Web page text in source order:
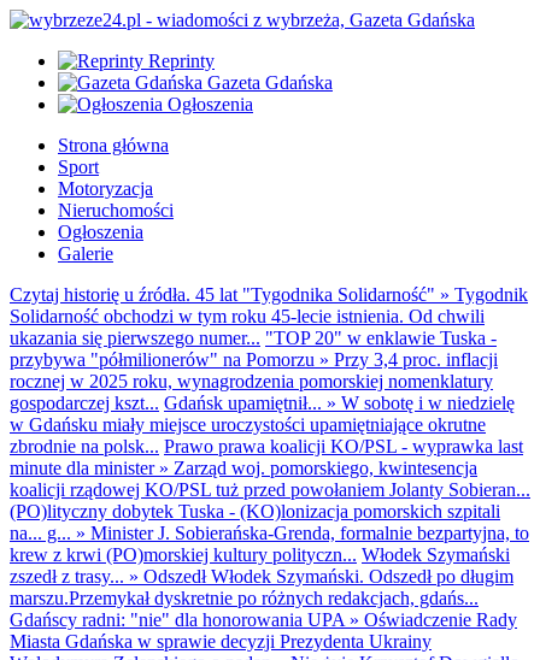
Reprinty
Gazeta Gdańska
Ogłoszenia
Strona główna
Sport
Motoryzacja
Nieruchomości
Ogłoszenia
Galerie
Czytaj historię u źródła. 45 lat "Tygodnika Solidarność" » Tygodnik
Solidarność obchodzi w tym roku 45-lecie istnienia. Od chwili
ukazania się pierwszego numer... "TOP 20" w enklawie Tuska -
przybywa "półmilionerów" na Pomorzu » Przy 3,4 proc. inflacji
rocznej w 2025 roku, wynagrodzenia pomorskiej nomenklatury
gospodarczej kszt... Gdańsk upamiętnił... » W sobotę i w niedzielę
w Gdańsku miały miejsce uroczystości upamiętniające okrutne
zbrodnie na polsk... Prawo prawa koalicji KO/PSL - wyprawka last
minute dla minister» Zarząd woj. pomorskiego, kwintesencja
koalicji rządowej KO/PSL tuż przed powołaniem Jolanty Sobieran...
(PO)lityczny dobytek Tuska - (KO)lonizacja pomorskich szpitali
na... g... » Minister J. Sobierańska-Grenda, formalnie bezpartyjna, to
krew z krwi (PO)morskiej kultury polityczn... Włodek Szymański
zszedł z trasy... » Odszedł Włodek Szymański. Odszedł po długim
marszu.Przemykał dyskretnie po różnych redakcjach, gdańs...
Gdańscy radni: "nie" dla honorowania UPA » Oświadczenie Rady
Miasta Gdańska w sprawie decyzji Prezydenta Ukrainy